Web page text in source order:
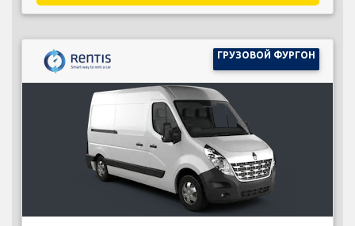
ГРУЗОВОЙ ФУРГОН